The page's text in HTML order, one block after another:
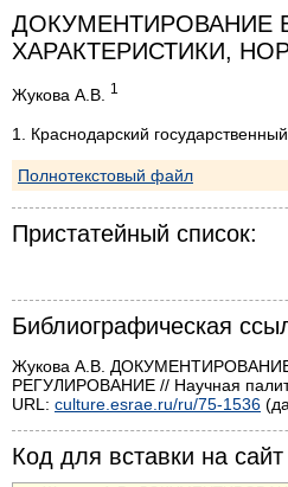
ДОКУМЕНТИРОВАНИЕ
ХАРАКТЕРИСТИКИ,
Жукова А.В. 1
1. Краснодарский
Полнотекстовый файл
Пристатейный список:
Библиографическая
Жукова А.В.
РЕГУЛИРОВАНИЕ // Научная
URL: culture.esrae.ru/ru/75-1536
Код для вставки на